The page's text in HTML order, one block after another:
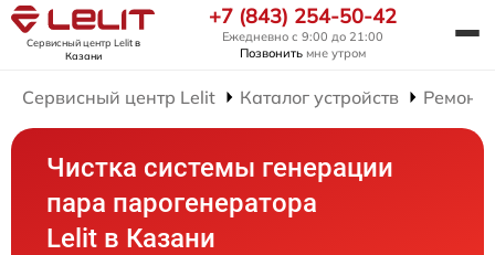
Сервисный центр Lelitв
Казани
+7 (843) 254-50-42
Ежедневно с 9:00 до 21:00
Позвонить мне утром
Сервисный центр Lelit Каталог устройств Ремонт
Чистка системы генерации
пара парогенератора
Lelit в Казани